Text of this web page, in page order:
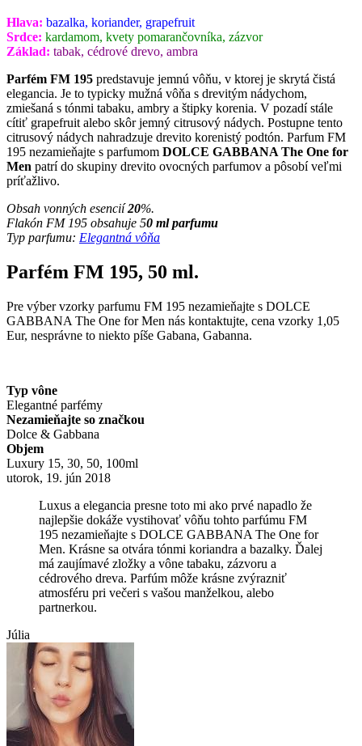
Hlava: bazalka, koriander, grapefruit
Srdce: kardamom, kvety pomarančovníka, zázvor
Základ: tabak, cédrové drevo, ambra
Parfém FM 195 predstavuje jemnú vôňu, v ktorej je skrytá čistá
elegancia. Je to typicky mužná vôňa s drevitým nádychom,
zmiešaná s tónmi tabaku, ambry a štipky korenia. V pozadí stále
cítiť grapefruit alebo skôr jemný citrusový nádych. Postupne tento
citrusový nádych nahradzuje drevito korenistý podtón. Parfum FM
195 nezamieňajte s parfumom DOLCE GABBANA The One for
Men patrí do skupiny drevito ovocných parfumov a pôsobí veľmi
príťažlivo.
Obsah vonných esencií20%.
Flakón FM 195 obsahuje 50 ml parfumu
Typ parfumu: Elegantná vôňa
Parfém FM 195, 50 ml.
Pre výber vzorky parfumu FM 195 nezamieňajte s DOLCE
GABBANA The One for Men nás kontaktujte, cena vzorky 1,05
Eur, nesprávne to niekto píše Gabana, Gabanna.
Typ vône
Elegantné parfémy
Nezamieňajte so značkou
Dolce & Gabbana
Objem
Luxury 15, 30, 50, 100ml
utorok, 19. jún 2018
Luxus a elegancia presne toto mi ako prvé napadlo že
najlepšie dokáže vystihovať vôňu tohto parfúmu FM
195 nezamieňajte s DOLCE GABBANA The One for
Men. Krásne sa otvára tónmi koriandra a bazalky. Ďalej
má zaujímavé zložky a vône tabaku, zázvoru a
cédrového dreva. Parfúm môže krásne zvýrazniť
atmosféru pri večeri s vašou manželkou, alebo
partnerkou.
Júlia